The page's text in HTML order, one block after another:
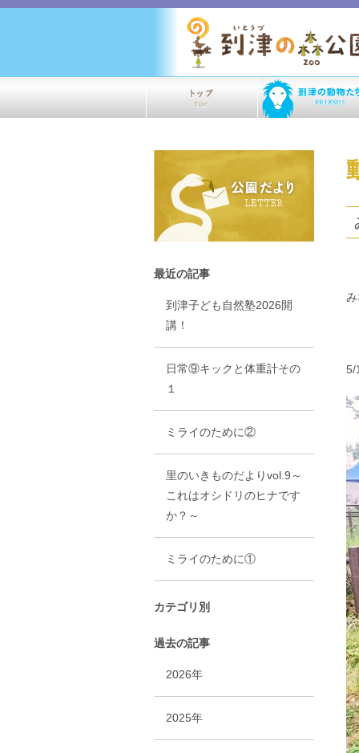
5/
最近の記事
到津子ども自然塾2026開
講！
日常⑨キックと体重計その
１
ミライのために②
里のいきものだよりvol.9～
これはオシドリのヒナです
か？～
ミライのために①
カテゴリ別
過去の記事
2026年
2025年